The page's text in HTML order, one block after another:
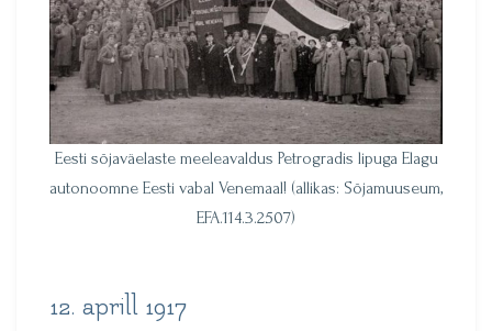
Eesti sõjaväelaste meeleavaldus Petrogradis lipuga Elagu
autonoomne Eesti vabal Venemaal! (allikas: Sõjamuuseum,
EFA.114.3.2507)
12. aprill 1917